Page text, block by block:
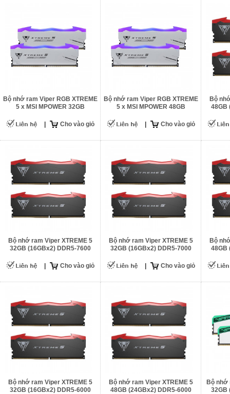
Bộ nhớ ram Viper RGB XTREME
5 x MSI MPOWER 32GB
Cho vào giỏ
Bộ nhớ ram Viper RGB XTREME
5 x MSI MPOWER 48GB
Cho vào giỏ
Bộ
48GB
Bộ nhớ ram Viper XTREME 5
32GB (16GBx2) DDR5-7600
Cho vào giỏ
Bộ nhớ ram Viper XTREME 5
32GB (16GBx2) DDR5-7000
Cho vào giỏ
Bộ
48GB
Bộ nhớ ram Viper XTREME 5
32GB (16GBx2) DDR5-6000
Bộ nhớ ram Viper XTREME 5
48GB (24GBx2) DDR5-6000
Bộ nhớ
32GB